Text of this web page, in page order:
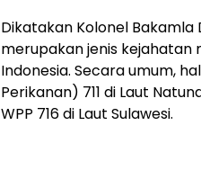
Dikatakan Kolonel Bakamla
merupakan jenis
Indonesia. Secara umum,
Perikanan) 711 di Laut
WPP 716 di Laut Sulawesi.